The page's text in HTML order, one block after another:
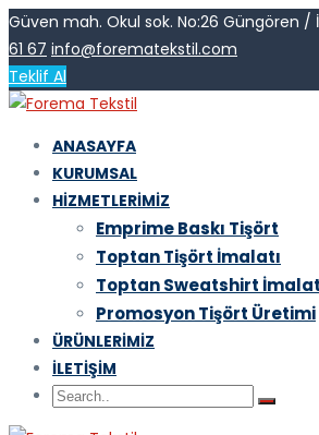
Güven mah. Okul sok. No:26 Güngören /
61 67 info@forematekstil.com
Teklif Al
ANASAYFA
KURUMSAL
HIZMETLERIMIZ
Emprime Baskı Tişört
Toptan Tişört İmalatı
Toptan Sweatshirt
Promosyon Tişört Üretimi
ÜRÜNLERIMIZ
İLETIŞIM